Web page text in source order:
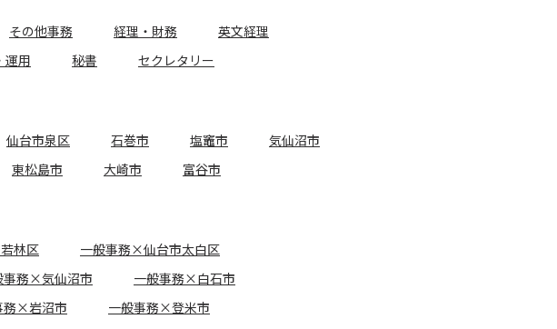
その他事務 経理・財務
英文経理
運用 秘書
セクレタリー
仙台市泉区 石巻市 塩竈市
気仙沼市
東松島市 大崎市
富谷市
林区
一般事務×仙台市太白区
事務×気仙沼市
一般事務×白石市
務×岩沼市
一般事務×登米市